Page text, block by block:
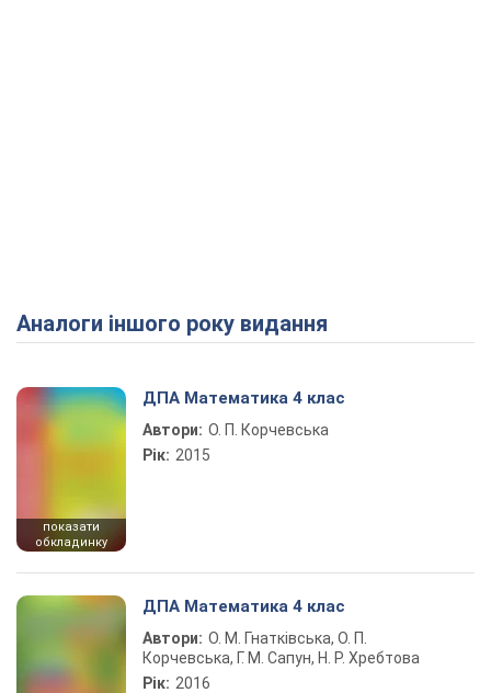
Аналоги іншого року видання
показати
обкладинку
ДПА Математика 4 клас
Автори: О. П. Корчевська
Рік: 2015
ДПА Математика 4 клас
Автори: О. М. Гнатківська, О. П.
Корчевська, Г. М. Сапун, Н. Р. Хребтова
Рік: 2016